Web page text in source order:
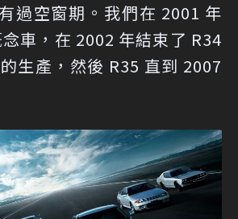
過空窗期。我們在 2001 年
車，在 2002 年結束了 R34
生產，然後 R35 直到 2007